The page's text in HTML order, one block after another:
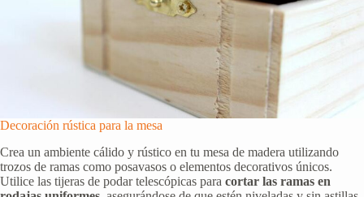
Decoración rústica para la mesa
Crea un ambiente cálido y rústico en tu mesa de madera utilizando
trozos de ramas como posavasos o elementos decorativos únicos.
Utilice las tijeras de podar telescópicas para cortar las ramas en